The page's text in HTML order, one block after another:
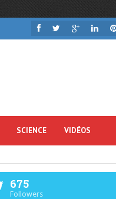
SCIENCE VIDÉOS
675
Followers